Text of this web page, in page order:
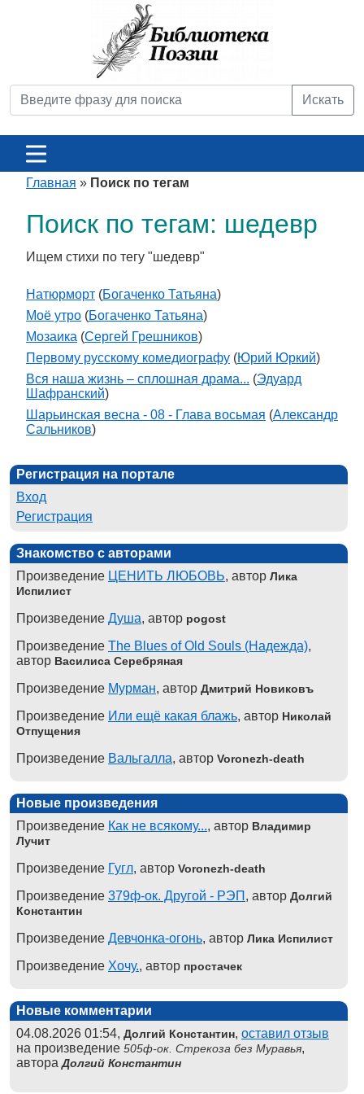
Искать
Главная » Поиск по тегам
Поиск по тегам: шедевр
Ищем стихи по тегу "шедевр"
Натюрморт (Богаченко Татьяна)
Моё утро (Богаченко Татьяна)
Мозаика (Сергей Грешников)
Первому русскому комедиографу (Юрий Юркий)
Вся наша жизнь – сплошная драма... (Эдуард
Шафранский)
Шарьинская весна - 08 - Глава восьмая (Александр
Сальников)
Регистрация на портале
Вход
Регистрация
Знакомство с авторами
Произведение ЦЕНИТЬ ЛЮБОВЬ, автор Лика
Испилист
Произведение Душа, автор pogost
Произведение The Blues of Old Souls (Надежда),
автор Василиса Серебряная
Произведение Мурман, автор Дмитрий Новиковъ
Произведение Или ещё какая блажь, автор Николай
Отпущения
Произведение Вальгалла, автор Voronezh-death
Новые произведения
Произведение Как не всякому..., автор Владимир
Лучит
Произведение Гугл, автор Voronezh-death
Произведение 379ф-ок. Другой - РЭП , автор Долгий
Константин
Произведение Девчонка-огонь, автор Лика Испилист
Произведение Хочу., автор простачек
Новые комментарии
04.08.2026 01:54, Долгий Константин, оставил отзыв
на произведение 505ф-ок. Стрекоза без Муравья,
автораДолгий Константин